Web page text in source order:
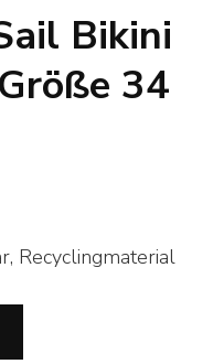
Bikini
34
Recyclingmaterial